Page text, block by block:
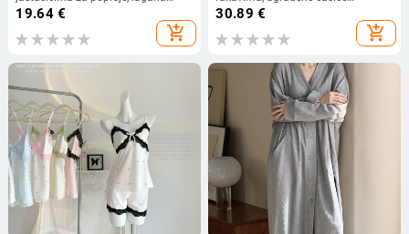
noćna haljina bez grudnjaka, ljetna
19.64€
add_shopping_cart
grudnjaka, jednodjelna, slobodan
30.89 €
add_shopping_cart